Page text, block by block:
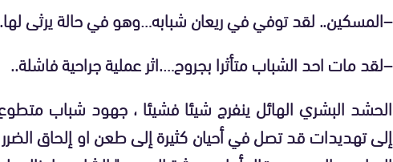
–المسكين.. لقد توفي في ريعان شبابه…وهو في حالة يرثى
–لقد مات احد الشباب متأثرا بجروح….اثر عملية جراحية فاشلة..
الحشد البشري الهائل ينفرج شيئا فشيئا ، جهود شباب
إلى تهديدات قد تصل في أحيان كثيرة إلى طعن او إلحاق